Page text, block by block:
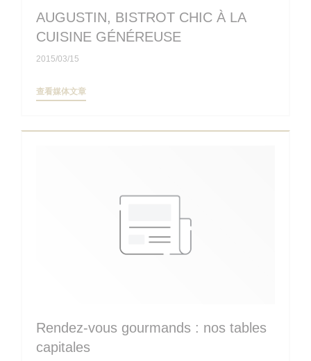
AUGUSTIN, BISTROT CHIC À LA
CUISINE GÉNÉREUSE
2015/03/15
查看媒体文章((在新窗口中打开))
Rendez-vous gourmands : nos tables
capitales